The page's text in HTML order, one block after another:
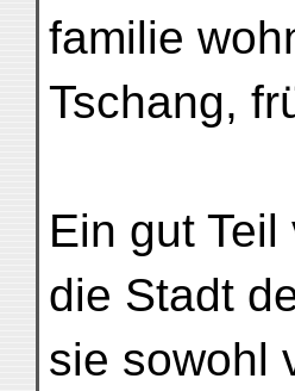
familie
Tschang,
Ein gut
die Stadt
sie sowohl